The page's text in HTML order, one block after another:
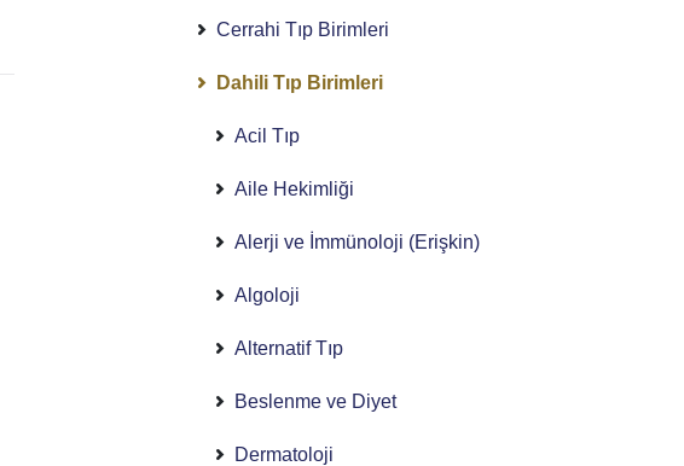
Cerrahi Tıp Birimleri
Dahili Tıp Birimleri
Acil Tıp
Aile Hekimliği
Alerji ve İmmünoloji (Erişkin)
Algoloji
Alternatif Tıp
Beslenme ve Diyet
Dermatoloji